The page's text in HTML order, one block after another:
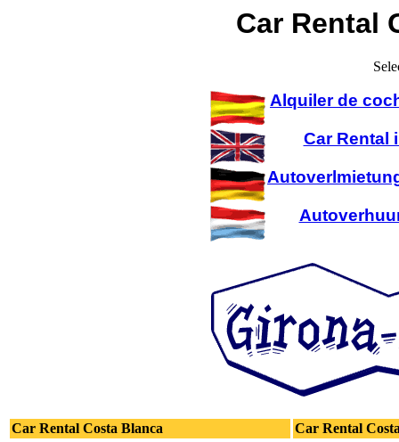
Car Rental
Alquiler de
Car Rental
Car Rental Costa Blanca Car Rental